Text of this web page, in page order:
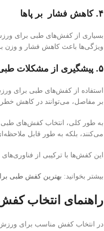
۴. کاهش فشار بر پاها
بسیاری از کفش‌های طبی برای
ویژگی‌ها باعث کاهش فشار و وزن
۵. پیشگیری از مشکلات طبی و مفاصلی
استفاده از کفش‌های طبی برای
بر مفاصل، می‌توانند در کاهش
به طور کلی، انتخاب کفش‌های
می‌کنند، بلکه به طور قابل
این کفش‌ها با ترکیبی از
بیشتر بخوانید: بهترین کفش طبی
راهنمای انتخاب
در انتخاب کفش مناسب برای ورزش